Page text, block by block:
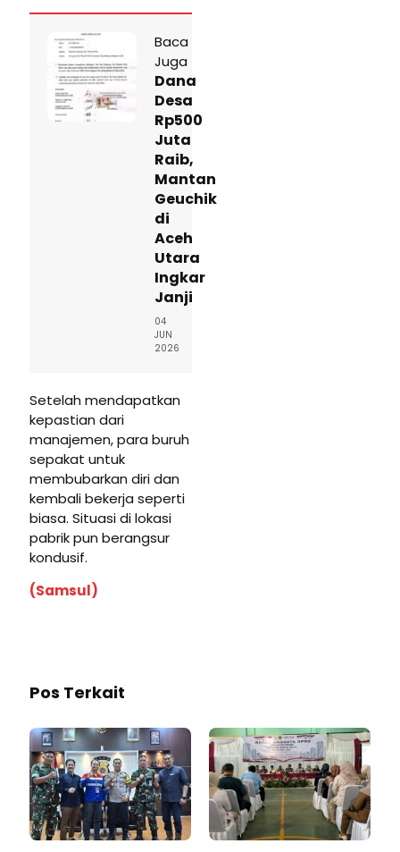
Baca
Juga
Dana
Desa
Rp500
Juta
Raib,
Mantan
Geuchik
di
Aceh
Utara
Ingkar
Janji
04
JUN
2026
Setelah mendapatkan
kepastian dari
manajemen, para buruh
sepakat untuk
membubarkan diri dan
kembali bekerja seperti
biasa. Situasi di lokasi
pabrik pun berangsur
kondusif.
(Samsul)
Pos Terkait